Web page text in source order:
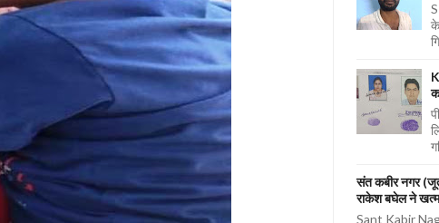
संत कबीर नगर
राकेश बघेल ने खत्म
Sant Kabir